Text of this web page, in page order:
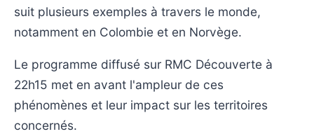
suit plusieurs exemples à travers le monde,
notamment en Colombie et en Norvège.
Le programme diffusé sur RMC Découverte à
22h15 met en avant l'ampleur de ces
phénomènes et leur impact sur les territoires
concernés.